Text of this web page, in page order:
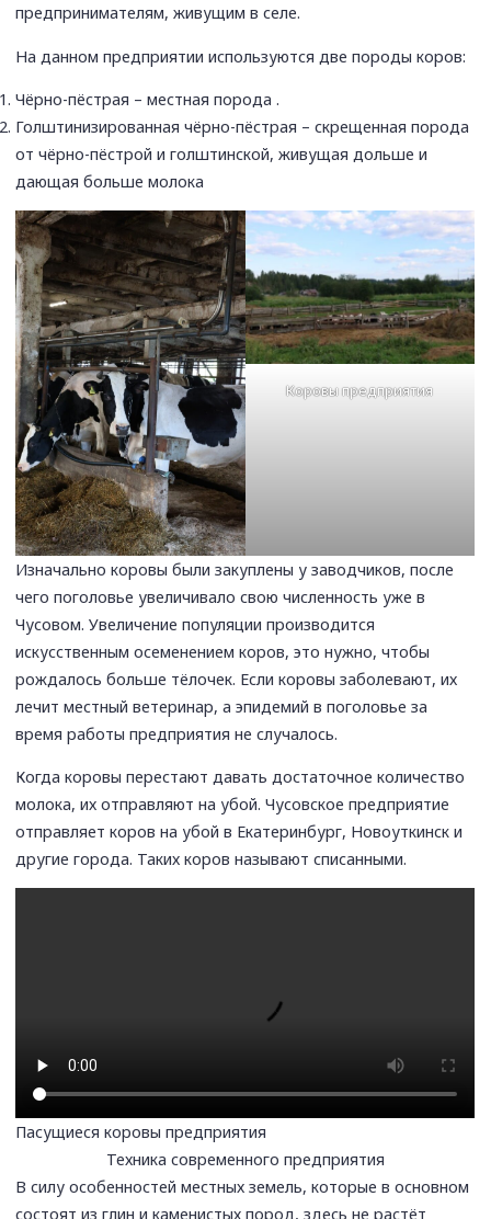
предпринимателям, живущим в селе.
На данном предприятии используются две породы коров:
Чёрно-пёстрая – местная порода .
Голштинизированная чёрно-пёстрая – скрещенная порода
от чёрно-пёстрой и голштинской, живущая дольше и
дающая больше молока
Коровы предприятия
Изначально коровы были закуплены у заводчиков, после
чего поголовье увеличивало свою численность уже в
Чусовом. Увеличение популяции производится
искусственным осеменением коров, это нужно, чтобы
рождалось больше тёлочек. Если коровы заболевают, их
лечит местный ветеринар, а эпидемий в поголовье за
время работы предприятия не случалось.
Когда коровы перестают давать достаточное количество
молока, их отправляют на убой. Чусовское предприятие
отправляет коров на убой в Екатеринбург, Новоуткинск и
другие города. Таких коров называют списанными.
Пасущиеся коровы предприятия
Техника современного предприятия
В силу особенностей местных земель, которые в основном
состоят из глин и каменистых пород, здесь не растёт